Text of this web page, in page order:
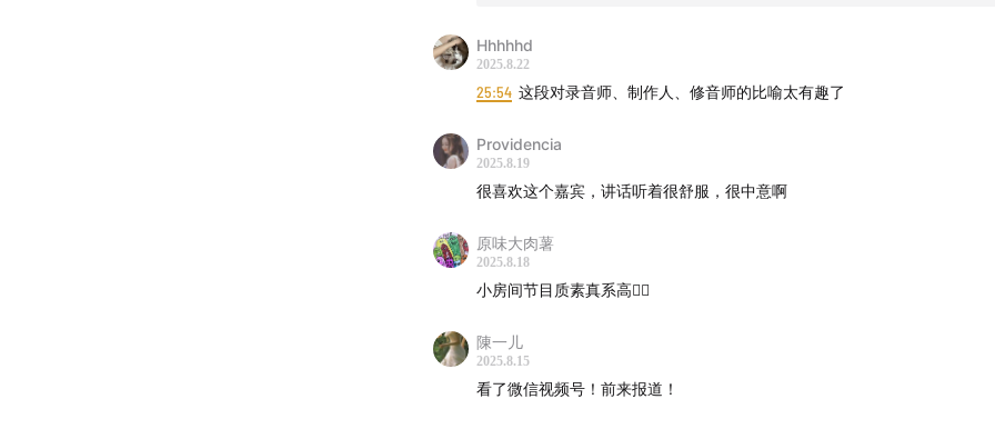
前段时间谭洋回到广州，在星海音乐厅里和众多幕后行家分享了她在美
的故事。在现场听了谭洋的分享后，我也很想让听友们也能听到她的故
这次就把她邀请到了“小房间”，以她感到亲切的粤语一起聊天，和我们
洛杉矶的所见所闻。
作过的艺人包括 Janelle Monáe、J Cole、XXXtentacion、Jessie
Kanye West、王嘉尔、鹿晗、韩红、Joji、Niki、AJ McLean（后街男
Hhhhhd
2025.8.22
25:54 这段对录音师、制作人、修音师的比喻太有趣了
Providencia
2025.8.19
很喜欢这个嘉宾，讲话听着很舒服，很中意啊
原味大肉薯
2025.8.18
小房间节目质素真系高👍🏻
陳一儿
2025.8.15
看了微信视频号！前来报道！